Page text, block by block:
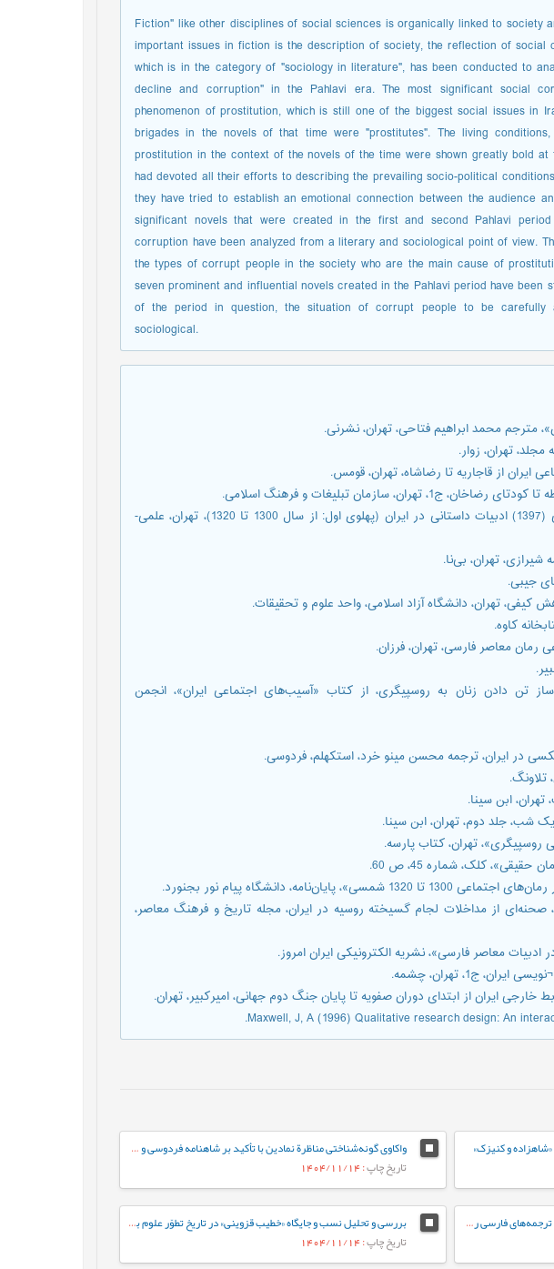
Fiction" like other disciplines of social sciences is organically linked to society
important issues in fiction is the description of society, the reflection of social
which is in the category of "sociology in literature", has been conducted to
decline and corruption" in the Pahlavi era. The most significant social
phenomenon of prostitution, which is still one of the biggest social issues in
brigades in the novels of that time were "prostitutes". The living
prostitution in the context of the novels of the time were shown greatly bold
had devoted all their efforts to describing the prevailing socio-political
they have tried to establish an emotional connection between the audience
significant novels that were created in the first and second Pahlavi
corruption have been analyzed from a literary and sociological point of view.
the types of corrupt people in the society who are the main cause of
seven prominent and influential novels created in the Pahlavi period have
of the period in question, the situation of corrupt people to be carefully
sociological.
پارسی¬نژاد، کامران و حمیرا رنجبر عمرانی (1397) ادبیات داستانی در ایران (پهلوی اول: از سال 1300 تا 1320)، تهران، علمی-
تهران، بی‌نا.
عوامل زمینه¬ساز تن دادن زنان به روسپیگری، از کتاب «آسیب‌های اجتماعی ایران»، انجمن
قزاق ایران»، صحنه‌ای از مداخلات لجام گسیخته روسیه در ایران، مجله تاریخ و فرهنگ معاصر،
Maxwell, J, A (1996) Qualitative research design: An
و کنیزک»
واکاوی گونه‌شناختی مناظرة نمادین با تأکید بر شاهنامه فردوسی و خمسة نظامی گنجوی
تاریخ چاپ: 1404/11/14
بررسی و تحلیل میزان انطباق معنایی- نحوی در ترجمه‏‌های فارسی رمان «سه‌شنبه‌ها با موری»
بررسی و تحلیل نسب و جایگاه «خطیب قزوینی» در تاریخ تطوّر علوم بلاغی
تاریخ چاپ: 1404/11/14